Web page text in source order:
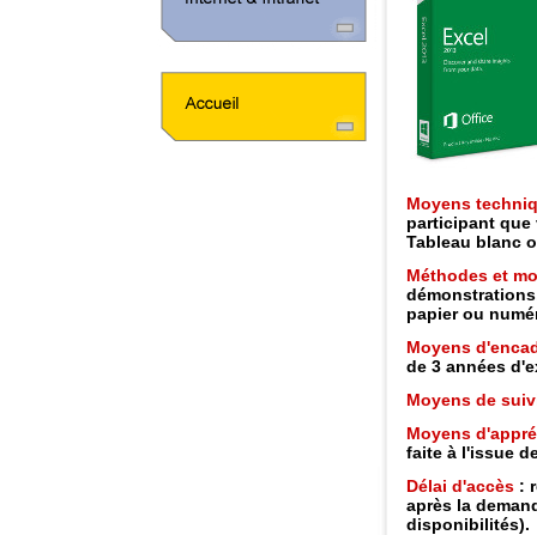
Moyens
participant que
Tableau blanc
Méthodes et
papier ou
Moyens
de 3 années
Moyens de
Moyens
faite à l'issue
Délai d'accès:
après la
disponibilités).